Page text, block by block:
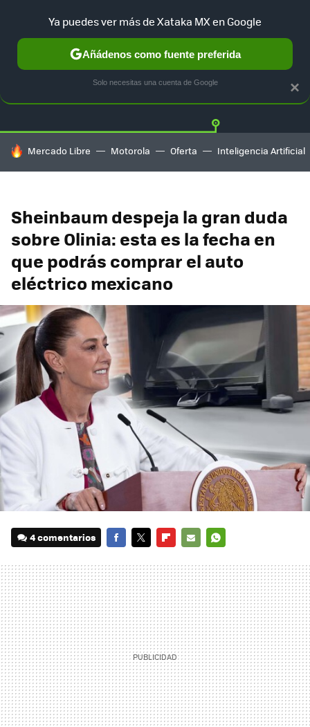
TESLA UBER AUTO ELECTRICO Twitter
HOY SE HABLA DE
Mercado Libre Motorola Oferta Inteligencia Artificial
Sheinbaum despeja la gran duda
sobre Olinia: esta es la fecha en
que podrás comprar el auto
eléctrico mexicano
4 comentarios
MAIL
×
Ya puedes ver más de Xataka MX en Google
Añádenos como fuente preferida
Solo necesitas una cuenta de Google